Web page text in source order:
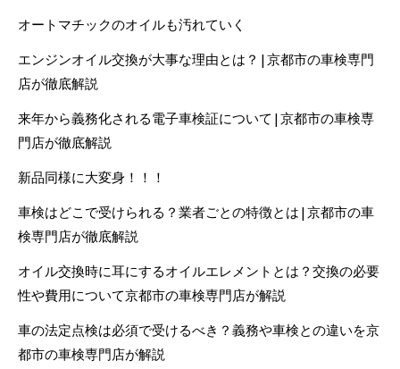
オートマチックのオイルも汚れていく
エンジンオイル交換が大事な理由とは？|京都市の車検専門
店が徹底解説
来年から義務化される電子車検証について|京都市の車検専
門店が徹底解説
新品同様に大変身！！！
車検はどこで受けられる？業者ごとの特徴とは|京都市の車
検専門店が徹底解説
オイル交換時に耳にするオイルエレメントとは？交換の必要
性や費用について京都市の車検専門店が解説
車の法定点検は必須で受けるべき？義務や車検との違いを京
都市の車検専門店が解説